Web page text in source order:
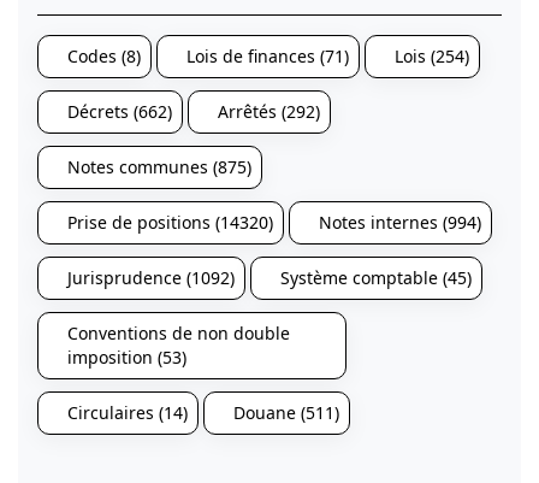
Codes (8) Lois de finances (71) Lois (254)
Décrets (662) Arrêtés (292)
Notes communes (875)
Prise de positions (14320) Notes internes (994)
Jurisprudence (1092) Système comptable (45)
Conventions de non double
imposition (53)
Circulaires (14) Douane (511)